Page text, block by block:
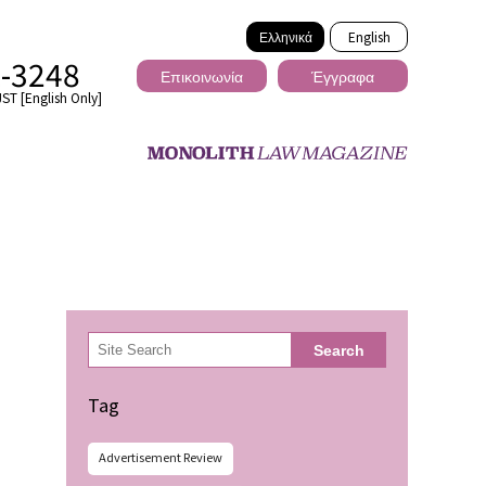
Ελληνικά English
3248
[English Only]
Επικοινωνία Έγγραφα
検
索 Search
Tag
Advertisement Review